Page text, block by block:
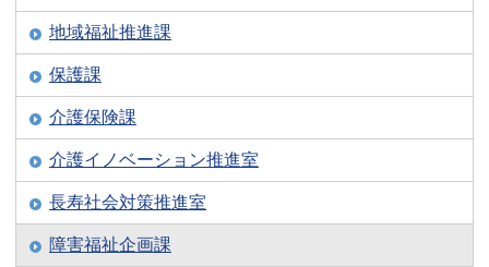
地域福祉推進課
保護課
介護保険課
介護イノベーション推進室
長寿社会対策推進室
障害福祉企画課